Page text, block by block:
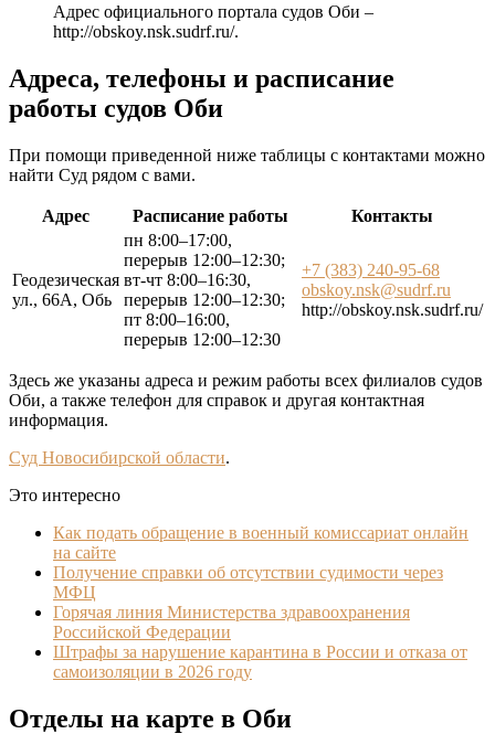
Адрес официального портала судов Оби –
http://obskoy.nsk.sudrf.ru/.
Адреса, телефоны и расписание
работы судов Оби
При помощи приведенной ниже таблицы с контактами можно
найти Суд рядом с вами.
Адрес Расписание работы Контакты
Геодезическая
ул., 66А, Обь
пн 8:00–17:00,
перерыв 12:00–12:30;
вт-чт 8:00–16:30,
перерыв 12:00–12:30;
пт 8:00–16:00,
перерыв 12:00–12:30
+7 (383) 240-95-68
obskoy.nsk@sudrf.ru
http://obskoy.nsk.sudrf.ru/
Здесь же указаны адреса и режим работы всех филиалов судов
Оби, а также телефон для справок и другая контактная
информация.
Суд Новосибирской области.
Это интересно
Как подать обращение в военный комиссариат онлайн
на сайте
Получение справки об отсутствии судимости через
МФЦ
Горячая линия Министерства здравоохранения
Российской Федерации
Штрафы за нарушение карантина в России и отказа от
самоизоляции в 2026 году
Отделы на карте в Оби